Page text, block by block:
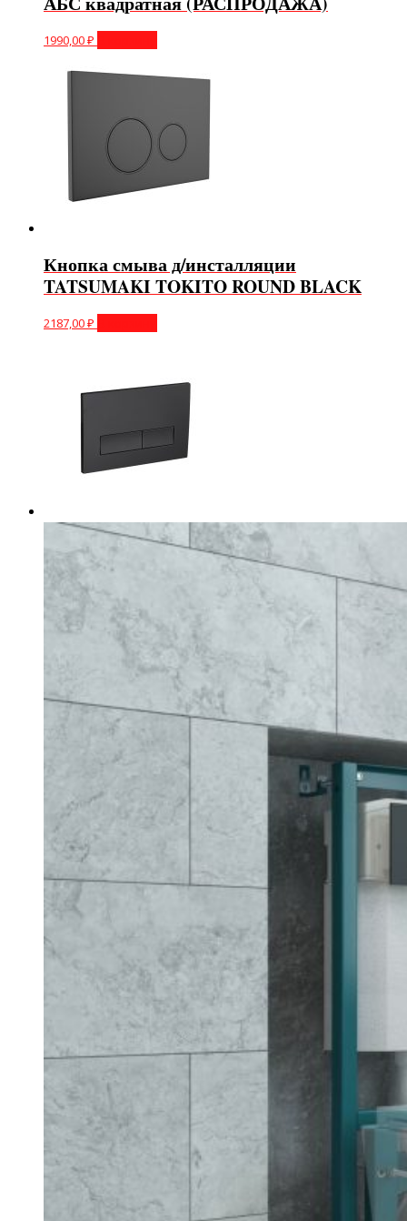
1990,00₽
Кнопка смыва д/инсталляции
TATSUMAKI TOKITO ROUND BLACK
2187,00₽